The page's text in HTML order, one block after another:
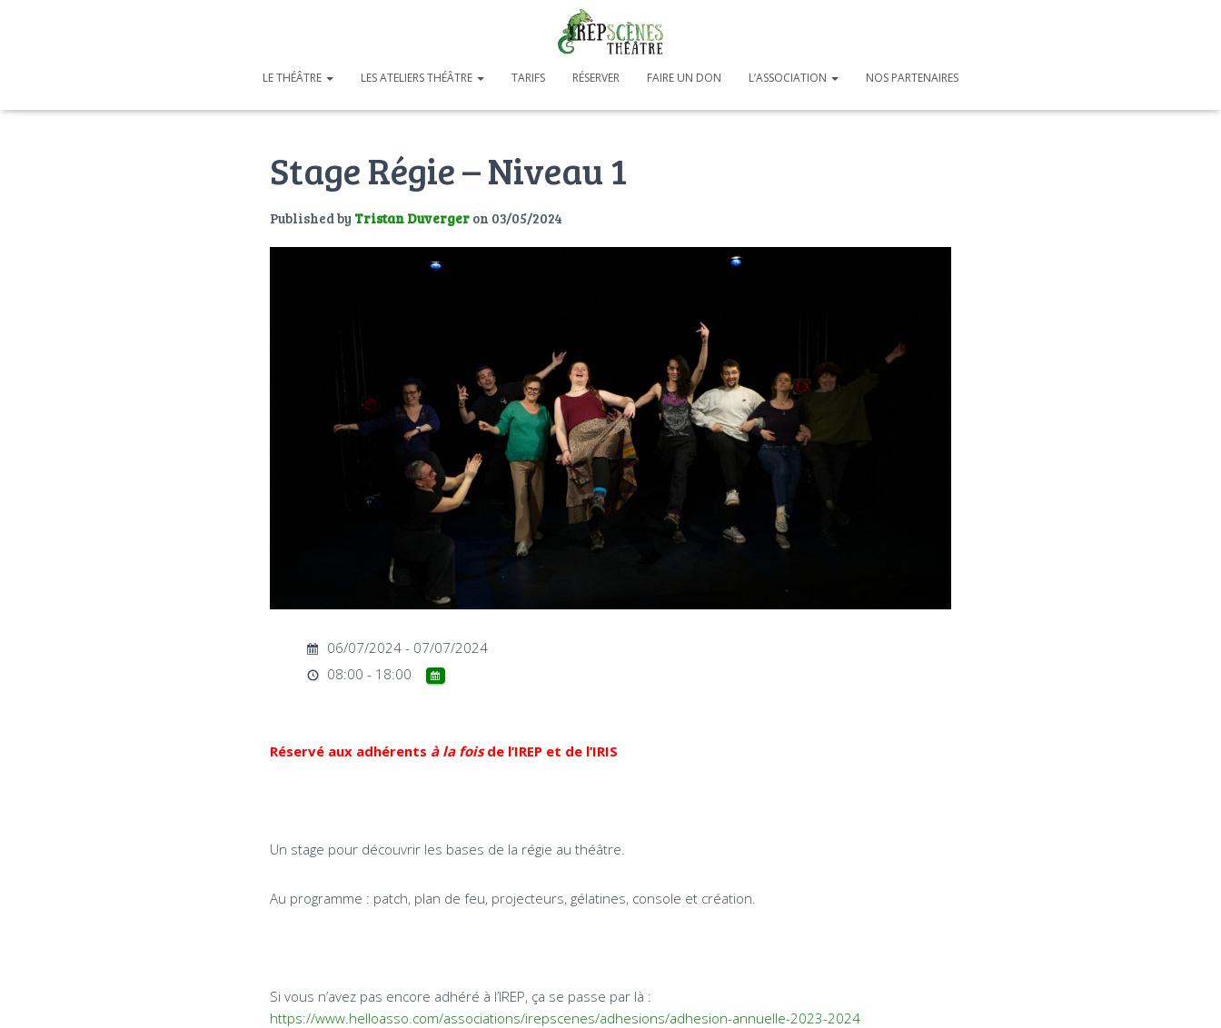
LE THÉÂTRE LES ATELIERS THÉÂTRE TARIFS RÉSERVER FAIRE UN DON L’ASSOCIATION NOS PARTENAIRES
Stage Régie – Niveau 1
Published by Tristan Duverger on 03/05/2024
06/07/2024 - 07/07/2024
08:00 - 18:00
Réservé aux adhérents à la foisde l’IREP et de l’IRIS
Un stage pour découvrir les bases de la régie au théâtre.
Au programme : patch, plan de feu, projecteurs, gélatines, console et création.
Si vous n’avez pas encore adhéré à l’IREP, ça se passe par là :
https://www.helloasso.com/associations/irepscenes/adhesions/adhesion-annuelle-2023-2024